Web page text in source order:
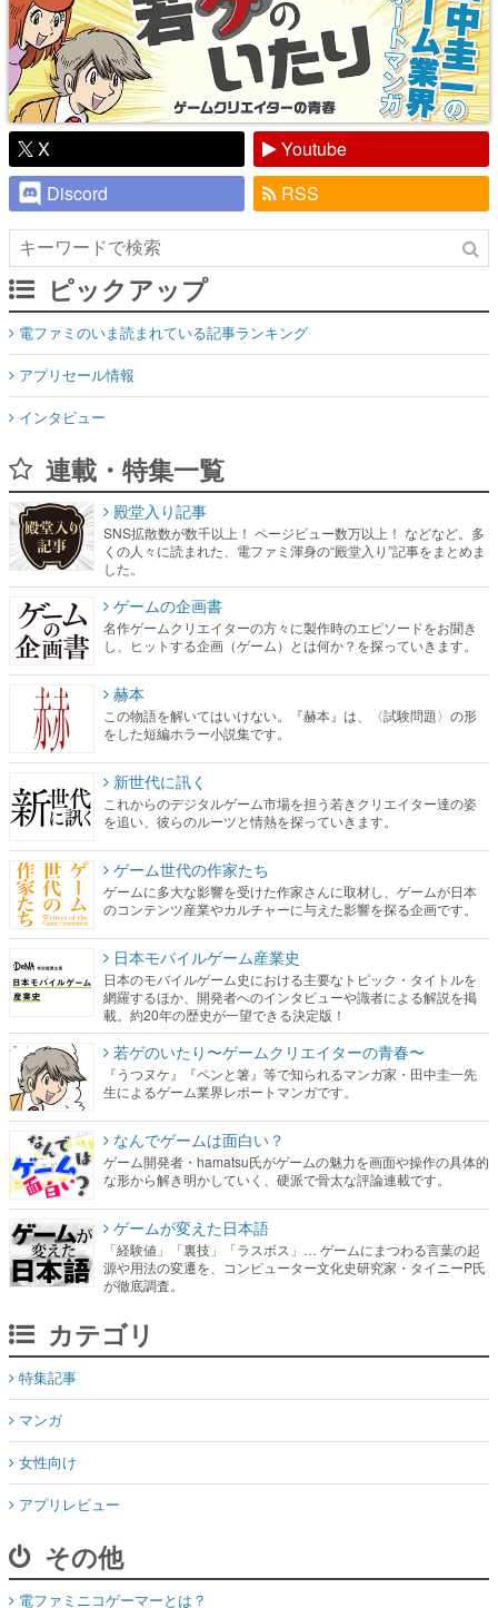
X
Youtube
Discord
RSS
ピックアップ
電ファミのいま読まれている記事ランキング
アプリセール情報
インタビュー
連載・特集一覧
殿堂入り記事
SNS拡散数が数千以上！ ページビュー数万以上！ などなど。多
くの人々に読まれた、電ファミ渾身の“殿堂入り”記事をまとめま
した。
ゲームの企画書
名作ゲームクリエイターの方々に製作時のエピソードをお聞き
し、ヒットする企画（ゲーム）とは何か？を探っていきます。
赫本
この物語を解いてはいけない。『赫本』は、〈試験問題〉の形
をした短編ホラー小説集です。
新世代に訊く
これからのデジタルゲーム市場を担う若きクリエイター達の姿
を追い、彼らのルーツと情熱を探っていきます。
ゲーム世代の作家たち
ゲームに多大な影響を受けた作家さんに取材し、ゲームが日本
のコンテンツ産業やカルチャーに与えた影響を探る企画です。
日本モバイルゲーム産業史
日本のモバイルゲーム史における主要なトピック・タイトルを
網羅するほか、開発者へのインタビューや識者による解説を掲
載。約20年の歴史が一望できる決定版！
若ゲのいたり〜ゲームクリエイターの青春〜
『うつヌケ』『ペンと箸』等で知られるマンガ家・田中圭一先
生によるゲーム業界レポートマンガです。
なんでゲームは面白い？
ゲーム開発者・hamatsu氏がゲームの魅力を画面や操作の具体的
な形から解き明かしていく、硬派で骨太な評論連載です。
ゲームが変えた日本語
「経験値」「裏技」「ラスボス」… ゲームにまつわる言葉の起
源や用法の変遷を、コンピューター文化史研究家・タイニーP氏
が徹底調査。
カテゴリ
特集記事
マンガ
女性向け
アプリレビュー
その他
電ファミニコゲーマーとは？